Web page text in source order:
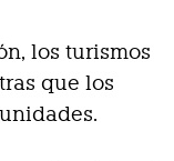
los turismos
que los